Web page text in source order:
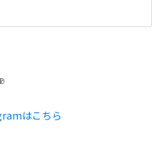
はこちら